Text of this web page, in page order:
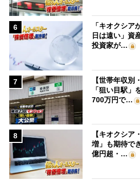
6
「キオクシア
日は遠い」資
投資家が…
7
【世帯年収別
「狙い目駅」
700万円で…
8
【キオクシア
増」も期待で
億円超・…